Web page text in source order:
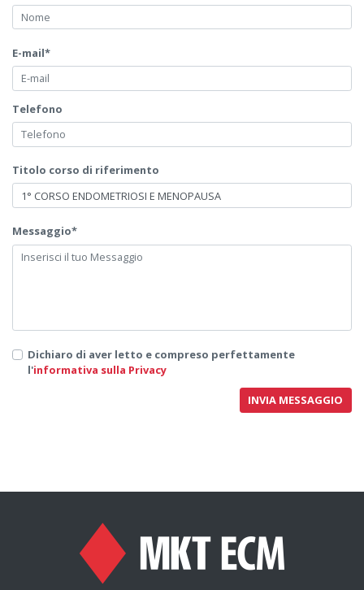
E-mail*
Telefono
Titolo corso di riferimento
Messaggio*
Dichiaro di aver letto e compreso perfettamente
l'informativa sulla Privacy
INVIA MESSAGGIO